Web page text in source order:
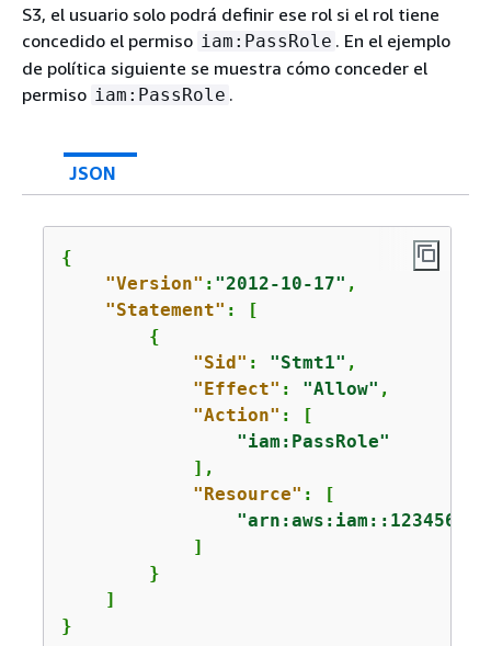
S3, el usuario solo podrá definir ese rol si el rol tiene
concedido el permiso iam:PassRole . En el ejemplo
de política siguiente se muestra cómo conceder el
permiso iam:PassRole .
JSON
{
"Version" : "2012-10-17" ,
"Statement" : [
{
"Sid" : "Stmt1" ,
"Effect" : "Allow" ,
"Action" : [
"iam:PassRole"
            ],
"Resource" : [
            ]
        }
    ]
}